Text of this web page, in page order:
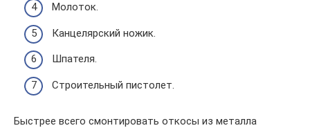
Молоток.
Канцелярский ножик.
Шпателя.
Строительный пистолет.
Быстрее всего смонтировать откосы из металла